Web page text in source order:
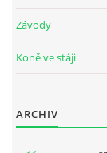
Závody
Koně ve stáji
ARCHIV